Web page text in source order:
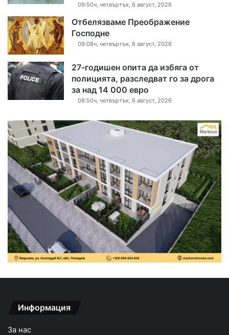
09:50ч, четвъртък, 6 август, 2026
Отбелязваме Преображение
Господне
09:08ч, четвъртък, 6 август, 2026
27-годишен опита да избяга от
полицията, разследват го за дрога
за над 14 000 евро
08:50ч, четвъртък, 6 август, 2026
Информация
За нас